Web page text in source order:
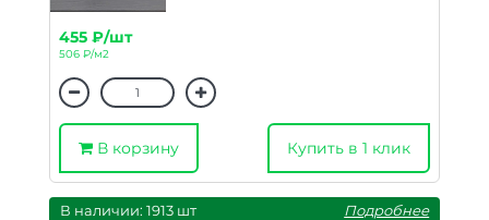
455 ₽/шт
506 ₽/м2
В корзину Купить в 1 клик
В наличии: 1913 шт Подробнее